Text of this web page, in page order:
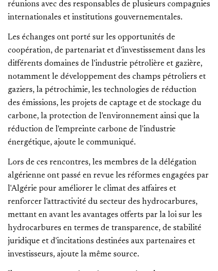
réunions avec des responsables de plusieurs compagnies
internationales et institutions gouvernementales.
Les échanges ont porté sur les opportunités de
coopération, de partenariat et d'investissement dans les
différents domaines de l'industrie pétrolière et gazière,
notamment le développement des champs pétroliers et
gaziers, la pétrochimie, les technologies de réduction
des émissions, les projets de captage et de stockage du
carbone, la protection de l'environnement ainsi que la
réduction de l'empreinte carbone de l'industrie
énergétique, ajoute le communiqué.
Lors de ces rencontres, les membres de la délégation
algérienne ont passé en revue les réformes engagées par
l'Algérie pour améliorer le climat des affaires et
renforcer l'attractivité du secteur des hydrocarbures,
mettant en avant les avantages offerts par la loi sur les
hydrocarbures en termes de transparence, de stabilité
juridique et d'incitations destinées aux partenaires et
investisseurs, ajoute la même source.